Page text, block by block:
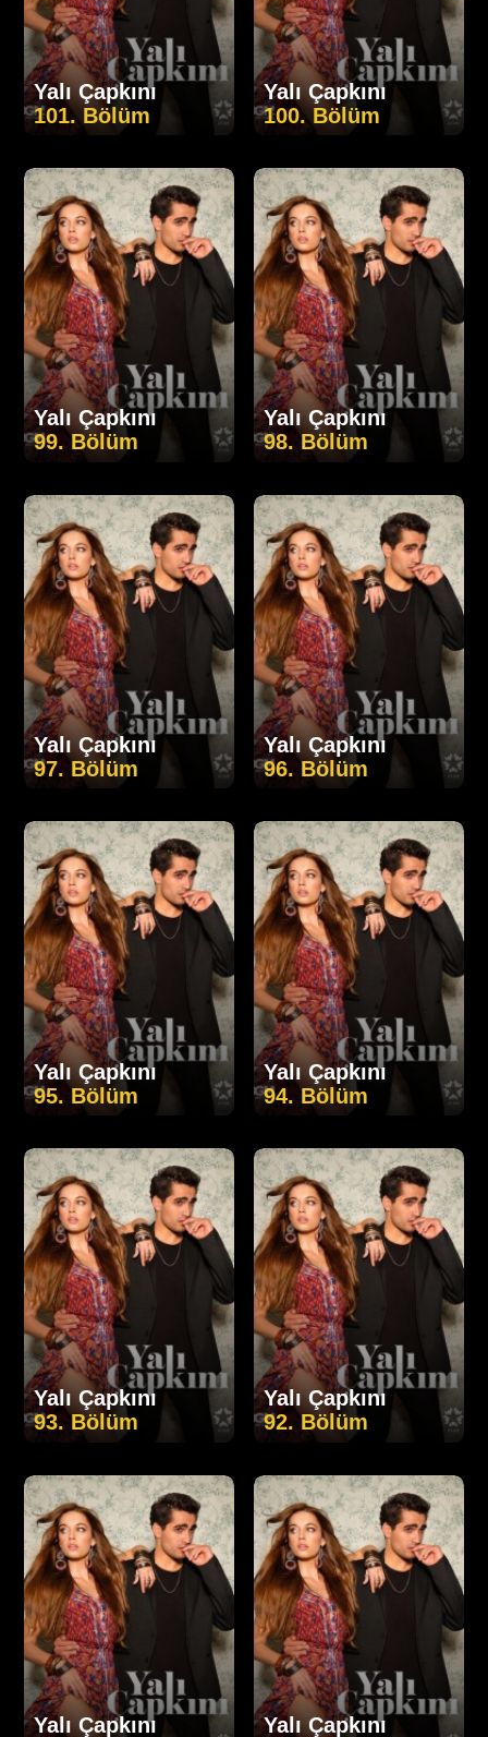
Yalı Çapkını
101. Bölüm
Yalı Çapkını
100. Bölüm
Yalı Çapkını
99. Bölüm
Yalı Çapkını
98. Bölüm
Yalı Çapkını
97. Bölüm
Yalı Çapkını
96. Bölüm
Yalı Çapkını
95. Bölüm
Yalı Çapkını
94. Bölüm
Yalı Çapkını
93. Bölüm
Yalı Çapkını
92. Bölüm
Yalı Çapkını
Yalı Çapkını